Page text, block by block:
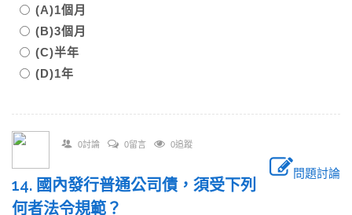
(A)1個月
(B)3個月
(C)半年
(D)1年
0討論 0留言 0追蹤
問題討論
14. 國內發行普通公司債，須受下列
何者法令規範？